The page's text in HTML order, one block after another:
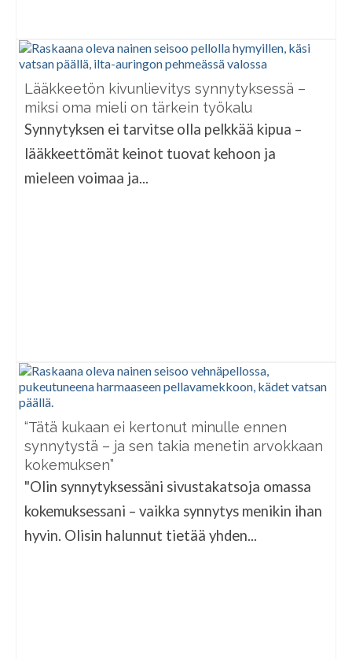
Lääkkeetön kivunlievitys synnytyksessä –
miksi oma mieli on tärkein työkalu
Synnytyksen ei tarvitse olla pelkkää kipua –
lääkkeettömät keinot tuovat kehoon ja
mieleen voimaa ja...
“Tätä kukaan ei kertonut minulle ennen
synnytystä – ja sen takia menetin arvokkaan
kokemuksen”
"Olin synnytyksessäni sivustakatsoja omassa
kokemuksessani – vaikka synnytys menikin ihan
hyvin. Olisin halunnut tietää yhden...